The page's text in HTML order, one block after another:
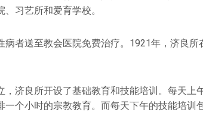
习艺所和爱育学校。
病者送至教会医院免费治疗。1921年，济良
，济良所开设了基础教育和技能培训。每天上
个小时的宗教教育。而每天下午的技能培训